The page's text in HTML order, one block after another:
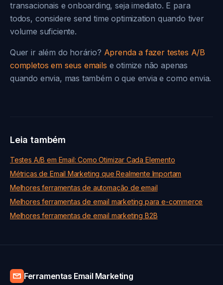
transacionais e onboarding, seja imediato. E para
todos, considere send time optimization quando tiver
volume suficiente.
Quer ir além do horário? Aprenda a fazer testes A/B
completos em seus emails e otimize não apenas
quando envia, mas também o que envia e como envia.
Leia também
Testes A/B em Email: Como Otimizar Cada Elemento
Métricas de Email Marketing que Realmente Importam
Melhores ferramentas de automação de email
Melhores ferramentas de email marketing para e-commerce
Melhores ferramentas de email marketing B2B
Ferramentas Email Marketing